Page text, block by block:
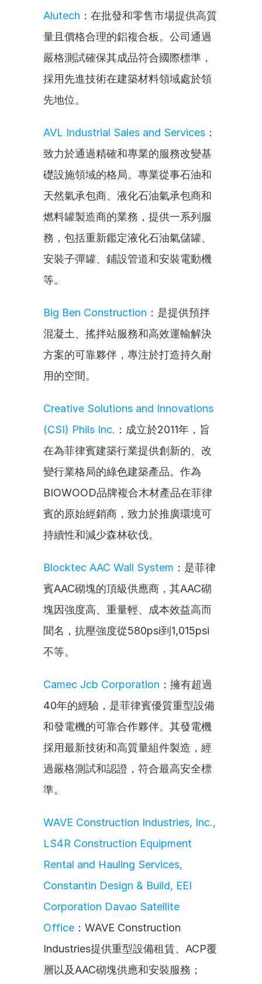
Alutech ：在批發和零售市場提供高質
量且價格合理的鋁複合板。公司通過
嚴格測試確保其成品符合國際標準，
採用先進技術在建築材料領域處於領
先地位。
AVL Industrial Sales and Services ：
致力於通過精確和專業的服務改變基
礎設施領域的格局。專業從事石油和
天然氣承包商、液化石油氣承包商和
燃料罐製造商的業務，提供一系列服
務，包括重新鑑定液化石油氣儲罐、
安裝子彈罐、鋪設管道和安裝電動機
等。
Big Ben Construction ：是提供預拌
混凝土、搖拌站服務和高效運輸解決
方案的可靠夥伴，專注於打造持久耐
用的空間。
Creative Solutions and Innovations
(CSI) Phils Inc. ：成立於2011年，旨
在為菲律賓建築行業提供創新的、改
變行業格局的綠色建築產品。作為
BIOWOOD品牌複合木材產品在菲律
賓的原始經銷商，致力於推廣環境可
持續性和減少森林砍伐。
Blocktec AAC Wall System ：是菲律
賓AAC砌塊的頂級供應商，其AAC砌
塊因強度高、重量輕、成本效益高而
聞名，抗壓強度從580psi到1,015psi
不等。
Camec Jcb Corporation ：擁有超過
40年的經驗，是菲律賓優質重型設備
和發電機的可靠合作夥伴。其發電機
採用最新技術和高質量組件製造，經
過嚴格測試和認證，符合最高安全標
準。
WAVE Construction Industries, Inc.,
LS4R Construction Equipment
Rental and Hauling Services,
Constantin Design & Build, EEI
Corporation Davao Satellite
Office ：WAVE Construction
Industries提供重型設備租賃、ACP覆
層以及AAC砌塊供應和安裝服務；